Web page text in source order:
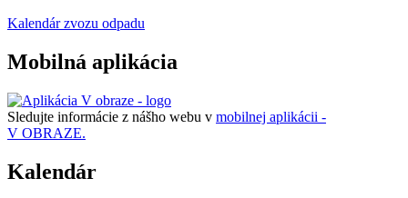
Kalendár zvozu odpadu
Mobilná aplikácia
Sledujte informácie z nášho webu v mobilnej aplikácii -
V OBRAZE.
Kalendár